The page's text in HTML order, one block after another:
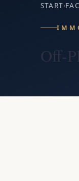
START›
Off-